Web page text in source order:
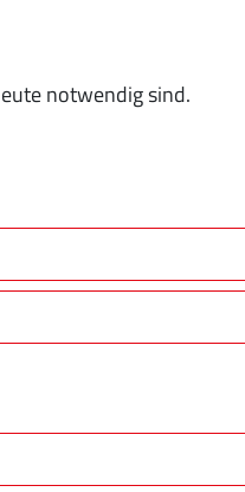
notwendig sind.